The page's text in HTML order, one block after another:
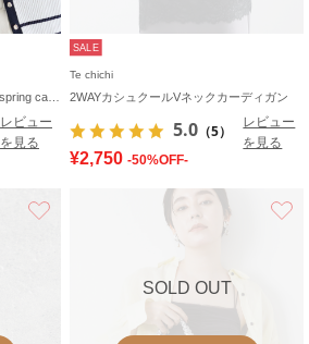
レビュー
を見る
SALE
Te chichi
2WAYカシュクールVネックカーディガン
5.0 （5）
レビュー
を見る
¥2,750 -50%OFF-
SOLD OUT